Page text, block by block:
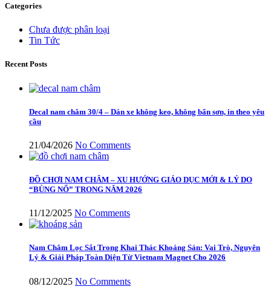
Categories
Chưa được phân loại
Tin Tức
Recent Posts
Decal nam châm 30/4 – Dán xe không keo, không bẩn sơn, in theo yêu
cầu
21/04/2026 No Comments
ĐỒ CHƠI NAM CHÂM – XU HƯỚNG GIÁO DỤC MỚI & LÝ DO
“BÙNG NỔ” TRONG NĂM 2026
11/12/2025 No Comments
Nam Châm Lọc Sắt Trong Khai Thác Khoáng Sản: Vai Trò, Nguyên
Lý & Giải Pháp Toàn Diện Từ Vietnam Magnet Cho 2026
08/12/2025 No Comments